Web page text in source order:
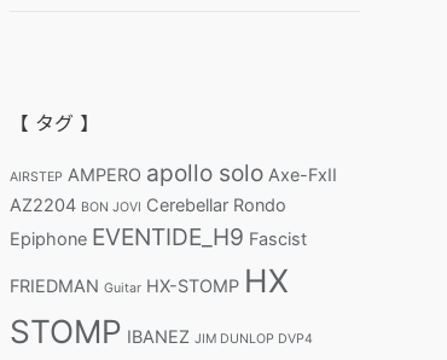
【 タグ 】
AIRSTEP AMPERO apollo solo Axe-FxII
AZ2204 BON JOVI Cerebellar Rondo
Epiphone EVENTIDE_H9 Fascist
FRIEDMAN Guitar HX-STOMP HX
STOMP IBANEZ JIM DUNLOP DVP4